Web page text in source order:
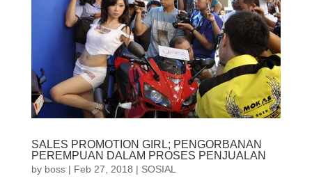
SALES PROMOTION GIRL; PENGORBANAN
PEREMPUAN DALAM PROSES PENJUALAN
by boss| Feb 27, 2018 | SOSIAL